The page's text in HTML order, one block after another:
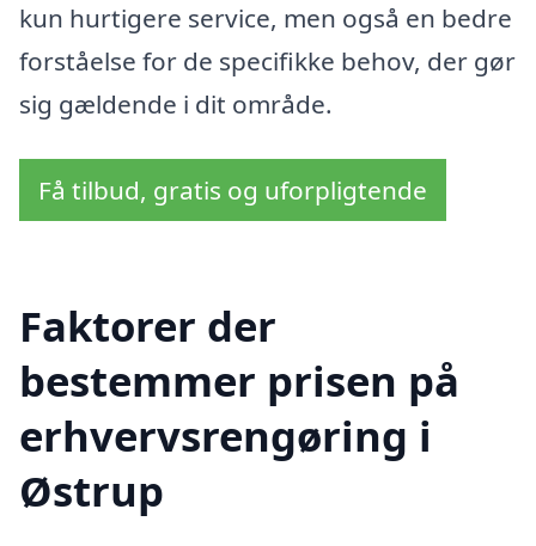
kun hurtigere service, men også en bedre
forståelse for de specifikke behov, der gør
sig gældende i dit område.
Få tilbud, gratis og uforpligtende
Faktorer der
bestemmer prisen på
erhvervsrengøring i
Østrup